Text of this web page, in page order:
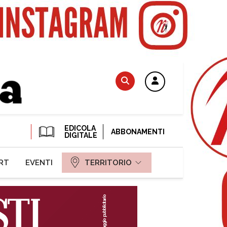
EDICOLA
DIGITALE
ABBONAMENTI
EVENTI TERRITORIO